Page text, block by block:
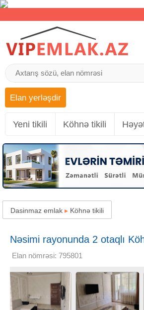
Elan yerləşdir
Yeni tikili Köhnə tikili
Dasinmaz emlak ▸ Köhnə tikili
Nəsimi rayonunda 2 otaqlı
42 m²
Elan nömrəsi: 795801